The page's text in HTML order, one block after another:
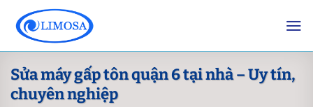
content
Sửa máy gấp tôn quận 6 tại nhà – Uy tín,
chuyên nghiệp